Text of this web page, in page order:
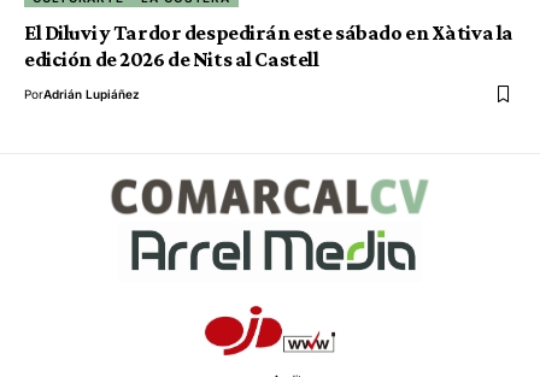
El Diluvi y Tardor despedirán este sábado en Xàtiva la
edición de 2026 de Nits al Castell
PorAdrián Lupiáñez